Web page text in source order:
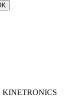
KINETRONICS